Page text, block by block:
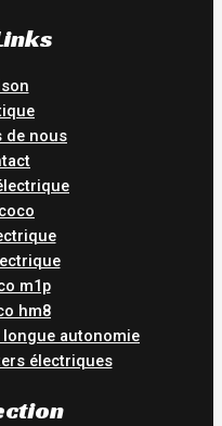
de nous
m1p
hm8
autonomie
électriques